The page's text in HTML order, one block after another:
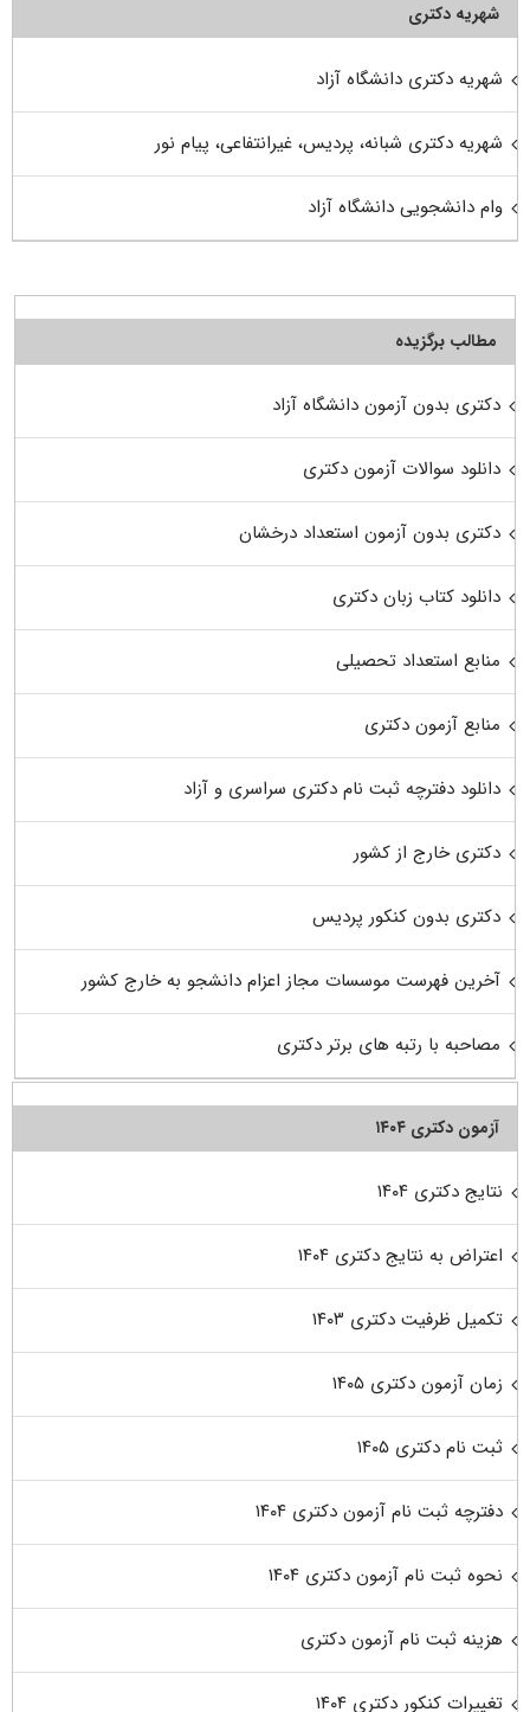
شهریه دکتری
شهریه دکتری دانشگاه آزاد
شهریه دکتری شبانه، پردیس، غیرانتفاعی، پیام نور
وام دانشجویی دانشگاه آزاد
مطالب برگزیده
دکتری بدون آزمون دانشگاه آزاد
دانلود سوالات آزمون دکتری
دکتری بدون آزمون استعداد درخشان
دانلود کتاب زبان دکتری
منابع استعداد تحصیلی
منابع آزمون دکتری
دانلود دفترچه ثبت نام دکتری سراسری و آزاد
دکتری خارج از کشور
دکتری بدون کنکور پردیس
آخرین فهرست موسسات مجاز اعزام دانشجو به خارج کشور
مصاحبه با رتبه های برتر دکتری
آزمون دکتری ۱۴۰۴
نتایج دکتری ۱۴۰۴
اعتراض به نتایج دکتری ۱۴۰۴
تکمیل ظرفیت دکتری ۱۴۰۳
زمان آزمون دکتری ۱۴۰۵
ثبت نام دکتری ۱۴۰۵
دفترچه ثبت نام آزمون دکتری ۱۴۰۴
نحوه ثبت نام آزمون دکتری ۱۴۰۴
هزینه ثبت نام آزمون دکتری
تغییرات کنکور دکتری ۱۴۰۴